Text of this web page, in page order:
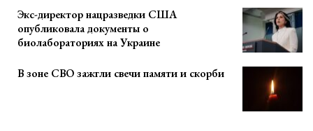
Экс-директор нацразведки США
опубликовала документы о
биолабораториях на Украине
В зоне СВО зажгли свечи памяти и скорби